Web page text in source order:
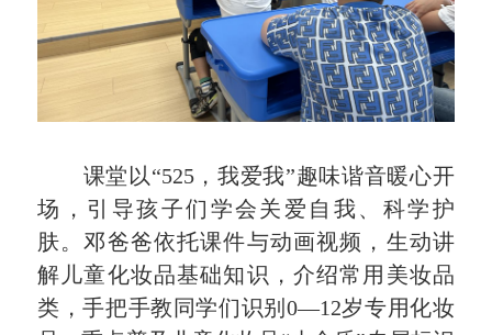
课堂以“525，我爱我”趣味谐音暖心开
场，引导孩子们学会关爱自我、科学护
肤。邓爸爸依托课件与动画视频，生动讲
解儿童化妆品基础知识，介绍常用美妆品
类，手把手教同学们识别0—12岁专用化妆